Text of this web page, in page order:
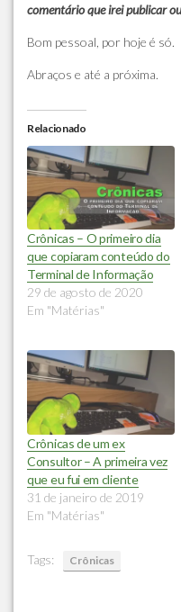
comentário que irei publicar
Bom pessoal, por hoje é só.
Abraços e até a próxima.
Relacionado
Crônicas – O primeiro dia
que copiaram conteúdo do
Terminal de Informação
29 de agosto de 2020
Em "Matérias"
Crônicas de um ex
Consultor – A primeira vez
que eu fui em cliente
31 de janeiro de 2019
Em "Matérias"
Tags: Crônicas